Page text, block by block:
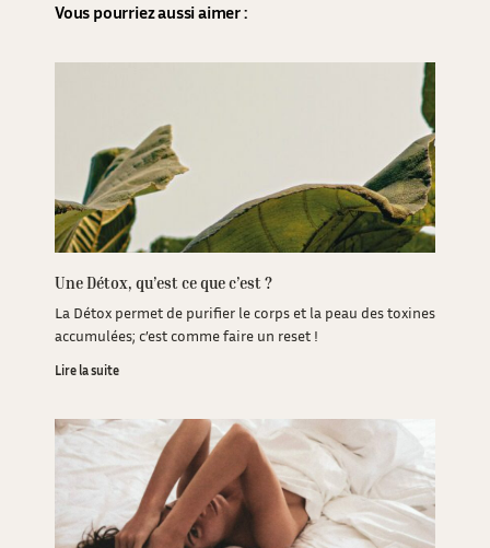
Vous pourriez aussi aimer :
Une Détox, qu’est ce que c’est ?
La Détox permet de purifier le corps et la peau des toxines
accumulées; c’est comme faire un reset !
Lire la suite